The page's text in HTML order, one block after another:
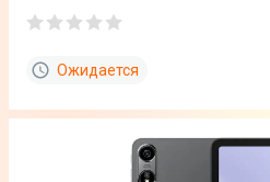
Ожидается